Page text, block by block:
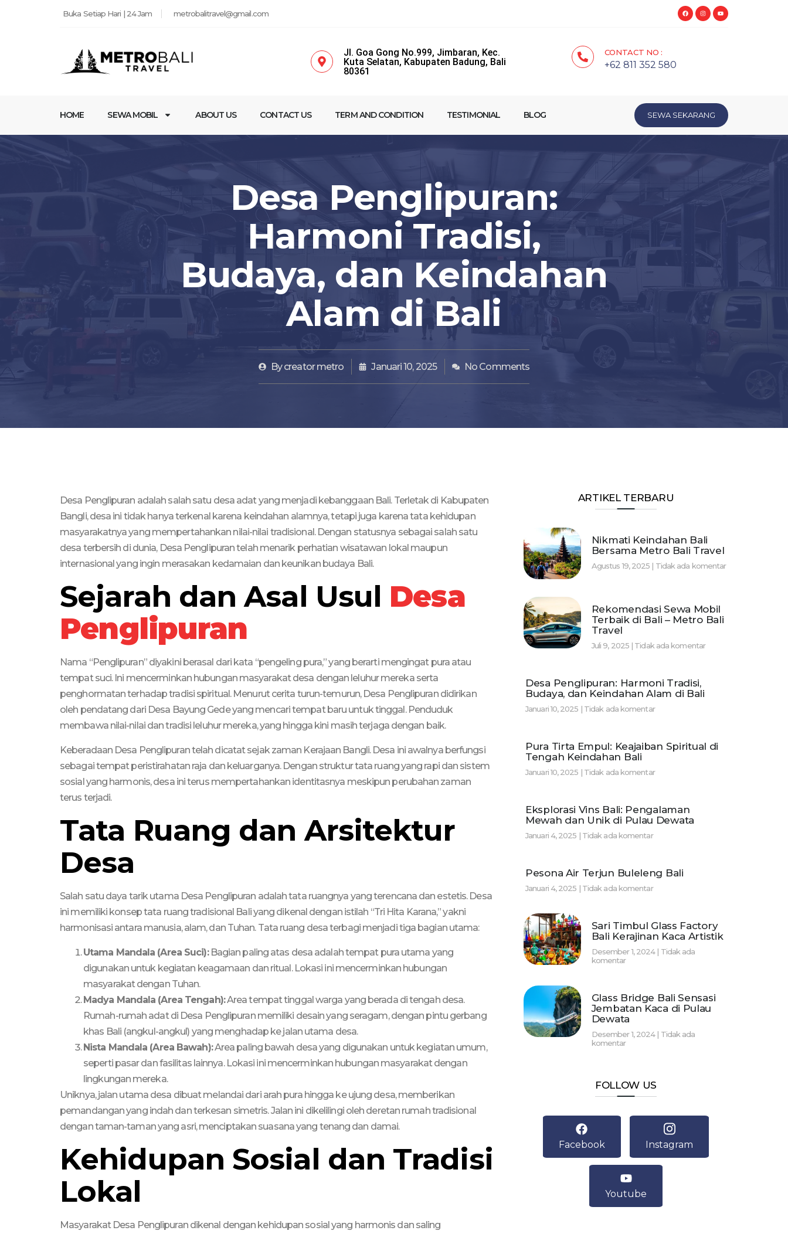
Buka Setiap Hari | 24 Jam metrobalitravel@gmail.com
Jl. Goa Gong No.999, Jimbaran, Kec.
Kuta Selatan, Kabupaten Badung, Bali
80361
CONTACT NO :
+62 811 352 580
HOME SEWA MOBIL ABOUT US CONTACT US TERM AND CONDITION TESTIMONIAL BLOG SEWA SEKARANG
Desa Penglipuran:
Harmoni Tradisi,
Budaya, dan Keindahan
Alam di Bali
Bycreator metro Januari 10, 2025 No Comments
Desa Penglipuran adalah salah satu desa adat yang menjadi kebanggaan Bali. Terletak di Kabupaten
Bangli, desa ini tidak hanya terkenal karena keindahan alamnya, tetapi juga karena tata kehidupan
masyarakatnya yang mempertahankan nilai-nilai tradisional. Dengan statusnya sebagai salah satu
desa terbersih di dunia, Desa Penglipuran telah menarik perhatian wisatawan lokal maupun
internasional yang ingin merasakan kedamaian dan keunikan budaya Bali.
Sejarah dan Asal Usul Desa
Penglipuran
Nama “Penglipuran” diyakini berasal dari kata “pengeling pura,” yang berarti mengingat pura atau
tempat suci. Ini mencerminkan hubungan masyarakat desa dengan leluhur mereka serta
penghormatan terhadap tradisi spiritual. Menurut cerita turun-temurun, Desa Penglipuran didirikan
oleh pendatang dari Desa Bayung Gede yang mencari tempat baru untuk tinggal. Penduduk
membawa nilai-nilai dan tradisi leluhur mereka, yang hingga kini masih terjaga dengan baik.
Keberadaan Desa Penglipuran telah dicatat sejak zaman Kerajaan Bangli. Desa ini awalnya berfungsi
sebagai tempat peristirahatan raja dan keluarganya. Dengan struktur tata ruang yang rapi dan sistem
sosial yang harmonis, desa ini terus mempertahankan identitasnya meskipun perubahan zaman
terus terjadi.
Tata Ruang dan Arsitektur
Desa
Salah satu daya tarik utama Desa Penglipuran adalah tata ruangnya yang terencana dan estetis. Desa
ini memiliki konsep tata ruang tradisional Bali yang dikenal dengan istilah “Tri Hita Karana,” yakni
harmonisasi antara manusia, alam, dan Tuhan. Tata ruang desa terbagi menjadi tiga bagian utama:
Utama Mandala (Area Suci):Bagian paling atas desa adalah tempat pura utama yang
digunakan untuk kegiatan keagamaan dan ritual. Lokasi ini mencerminkan hubungan
masyarakat dengan Tuhan.
Madya Mandala (Area Tengah):Area tempat tinggal warga yang berada di tengah desa.
Rumah-rumah adat di Desa Penglipuran memiliki desain yang seragam, dengan pintu gerbang
khas Bali (angkul-angkul) yang menghadap ke jalan utama desa.
Nista Mandala (Area Bawah):Area paling bawah desa yang digunakan untuk kegiatan umum,
seperti pasar dan fasilitas lainnya. Lokasi ini mencerminkan hubungan masyarakat dengan
lingkungan mereka.
Uniknya, jalan utama desa dibuat melandai dari arah pura hingga ke ujung desa, memberikan
pemandangan yang indah dan terkesan simetris. Jalan ini dikelilingi oleh deretan rumah tradisional
dengan taman-taman yang asri, menciptakan suasana yang tenang dan damai.
Kehidupan Sosial dan Tradisi
Lokal
Masyarakat Desa Penglipuran dikenal dengan kehidupan sosial yang harmonis dan saling
ARTIKEL TERBARU
Nikmati Keindahan Bali
Bersama Metro Bali Travel
Agustus 19, 2025 Tidak ada komentar
Rekomendasi Sewa Mobil
Terbaik di Bali – Metro Bali
Travel
Juli 9, 2025 Tidak ada komentar
Desa Penglipuran: Harmoni Tradisi,
Budaya, dan Keindahan Alam di Bali
Januari 10, 2025 Tidak ada komentar
Pura Tirta Empul: Keajaiban Spiritual di
Tengah Keindahan Bali
Januari 10, 2025 Tidak ada komentar
Eksplorasi Vins Bali: Pengalaman
Mewah dan Unik di Pulau Dewata
Januari 4, 2025 Tidak ada komentar
Pesona Air Terjun Buleleng Bali
Januari 4, 2025 Tidak ada komentar
Sari Timbul Glass Factory
Bali Kerajinan Kaca Artistik
Desember 1, 2024
Tidak ada
komentar
Glass Bridge Bali Sensasi
Jembatan Kaca di Pulau
Dewata
Desember 1, 2024
Tidak ada
komentar
FOLLOW US
Facebook Instagram
Youtube